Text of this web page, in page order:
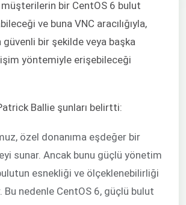
müşterilerin bir CentOS 6 bulut
ve buna VNC aracılığıyla,
güvenli bir şekilde veya başka
yöntemiyle erişebileceği
Ballie şunları belirtti:
özel donanıma eşdeğer bir
sunar. Ancak bunu güçlü yönetim
esnekliği ve ölçeklenebilirliği
Bu nedenle CentOS 6, güçlü bulut